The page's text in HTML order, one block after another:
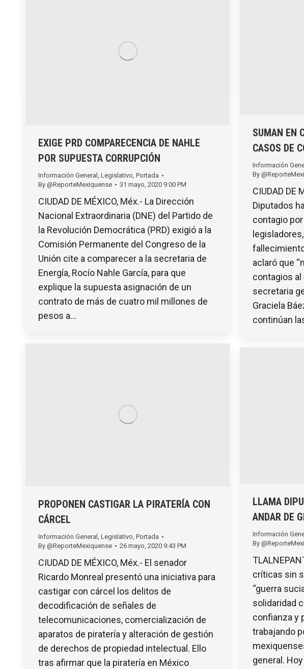
EXIGE PRD COMPARECENCIA DE NAHLE
POR SUPUESTA CORRUPCIÓN
Información General Legislativo Portada
By @ReporteMexiquense 31 mayo, 2020 9:00 PM
CIUDAD DE MÉXICO, Méx.- La Dirección
Nacional Extraordinaria (DNE) del Partido de
la Revolución Democrática (PRD) exigió a la
Comisión Permanente del Congreso de la
Unión cite a comparecer a la secretaria de
Energía, Rocío Nahle García, para que
explique la supuesta asignación de un
contrato de más de cuatro mil millones de
pesos a…
SUMAN EN
CASOS DE
Información
By
CIUDAD DE
Diputados
contagio
aclaró que
contagios al
secretaria
Graciela
continúan
PROPONEN CASTIGAR LA PIRATERÍA CON
CÁRCEL
Información General , Legislativo, Portada
By @ReporteMexiquense 26 mayo, 2020 9:43 PM
CIUDAD DE MÉXICO, Méx.- El senador
Ricardo Monreal presentó una iniciativa para
castigar con cárcel los delitos de
decodificación de señales de
telecomunicaciones, comercialización de
aparatos de piratería y alteración de gestión
de derechos de propiedad intelectual. Ello
tras afirmar que la piratería en México
LLAMA
ANDAR DE
Información
By
críticas sin
“guerra
solidaridad
confianza y
trabajando
general.